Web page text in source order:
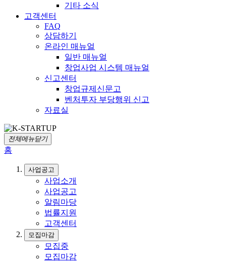
기타 소식
고객센터
FAQ
상담하기
온라인 매뉴얼
일반 매뉴얼
창업사업 시스템 매뉴얼
신고센터
창업규제신문고
벤처투자 부당행위 신고
자료실
전체메뉴닫기
홈
사업공고
사업소개
사업공고
알림마당
법률지원
고객센터
모집마감
모집중
모집마감